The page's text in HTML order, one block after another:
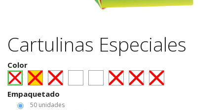
Cartulinas Especiales
Color
Empaquetado
50 unidades